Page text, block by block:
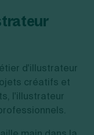
d'illustrateur
créatifs et
l'illustrateur